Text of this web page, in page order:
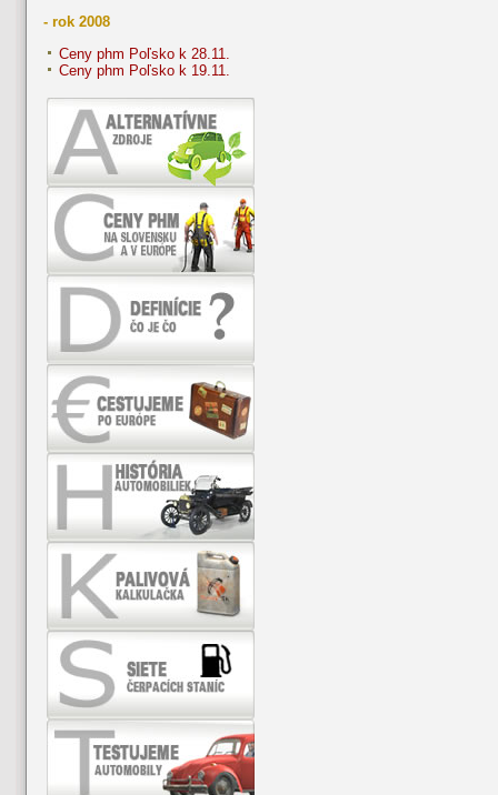
- rok 2008
Ceny phm Poľsko k 28.11.
Ceny phm Poľsko k 19.11.